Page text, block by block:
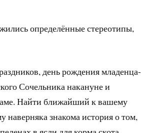
определённые стереотипы,
день рождения младенца-
Сочельника накануне и
Найти ближайший к вашему
наверняка знакома история о том,